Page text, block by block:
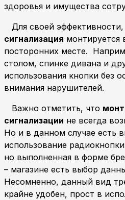
здоровья и имущества
Для своей эффективности,
сигнализация монтируется
посторонних месте.
столом, спинке дивана и
использования кнопки без
внимания нарушителей.
Важно отметить, что
сигнализации не всегда
Но и в данном случае есть
использование
но выполненная в форме
– магазине есть выбор
Несомненно, данный вид
крайне удобен, прост в